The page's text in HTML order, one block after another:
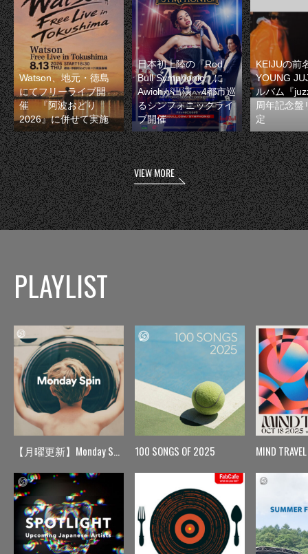
Watson、地元・徳島
にてフリーライブ開
催 『阿波おどり
2026』に併せて実施
日本初上陸の『Red
Bull Symphonic』に
Awichが出演 4都市巡
るシンフォニックライ
ブ開催
KEIJUの前
YOUNG
ルバム『
周年記念盤
定
VIEW MORE
PLAYLIST
【月曜更新】Monday Spin 100 SONGS OF 2025 MIND TRAVEL